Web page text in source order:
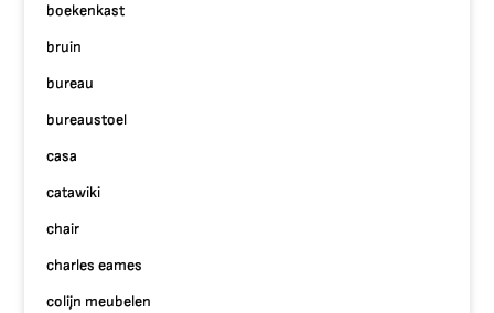
boekenkast
bruin
bureau
bureaustoel
casa
catawiki
chair
charles eames
colijn meubelen